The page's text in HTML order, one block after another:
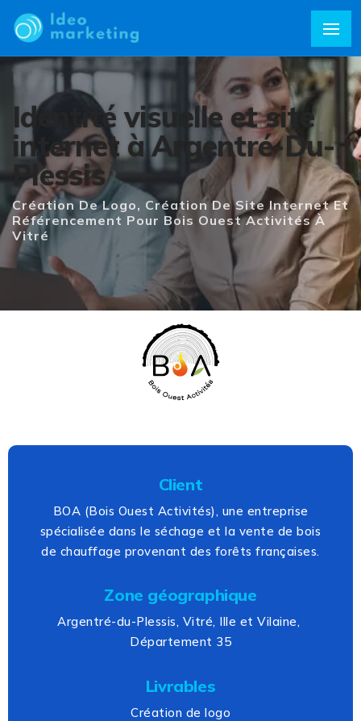
Identité visuelle et site
internet à Argentré-Du-
Plessis
Création De Logo, Création De Site Internet Et
Référencement Pour Bois Ouest Activités À
Vitré
Client
BOA (Bois Ouest Activités), une entreprise
spécialisée dans le séchage et la vente de bois
de chauffage provenant des forêts françaises.
Zone géographique
Argentré-du-Plessis, Vitré, Ille et Vilaine,
Département 35
Livrables
Création de logo